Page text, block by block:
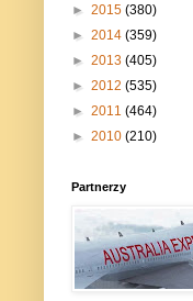
► 2015 (380)
► 2014 (359)
► 2013 (405)
► 2012 (535)
► 2011 (464)
► 2010 (210)
Partnerzy